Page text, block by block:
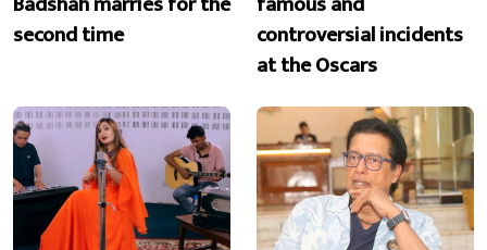
second time
controversial incidents
at the Oscars